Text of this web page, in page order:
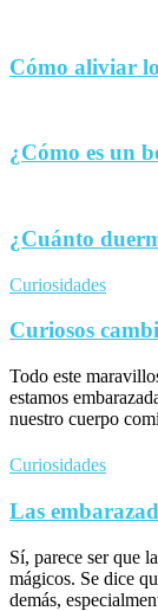
Cómo aliviar
¿Cómo es un
¿Cuánto
Curiosidades
Curiosos
Todo este
estamos
nuestro cuerpo
Curiosidades
Las
Sí, parece ser que
mágicos. Se dice
demás,